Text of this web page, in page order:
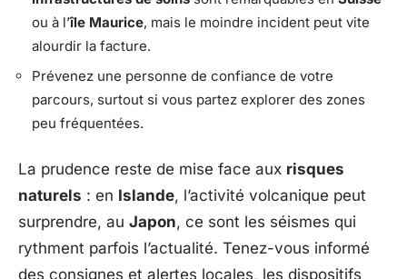
ou à l’île Maurice, mais le moindre incident peut vite
alourdir la facture.
Prévenez une personne de confiance de votre
parcours, surtout si vous partez explorer des zones
peu fréquentées.
La prudence reste de mise face aux risques
naturels : en Islande, l’activité volcanique peut
surprendre, au Japon, ce sont les séismes qui
rythment parfois l’actualité. Tenez-vous informé
des consignes et alertes locales, les dispositifs